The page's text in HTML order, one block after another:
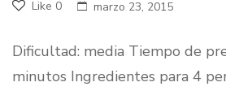
Like 0 marzo 23, 2015
Dificultad: media Tiempo de
minutos Ingredientes para 4